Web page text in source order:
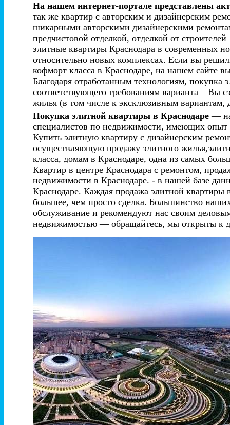
На нашем интернет-портале представлены
так же квартир с авторским и дизайнерским
шикарными авторскими дизайнерскими
предчистовой отделкой, отделкой от
элитные квартиры Краснодара в современных
относительно новых комплексах. Если вы
кофморт класса в Краснодаре, на нашем сайте
Благодаря отработанным технологиям,
соответствующего требованиям варианта – Вы
жилья (в том числе к эксклюзивным
Покупка элитной квартиры в Краснодаре —
специалистов по недвижимости, имеющих опыт
Купить элитную квартиру с дизайнерским
осуществляющую продажу элитного
класса, домам в Краснодаре, одна из самых
Квартир в центре Краснодара с ремонтом,
недвижимости в Краснодаре. - в нашей базе
Краснодаре. Каждая продажа элитной квартиры
большее, чем просто сделка. Большинство
обслуживание и рекомендуют нас своим
недвижимостью — обращайтесь, мы открыты к